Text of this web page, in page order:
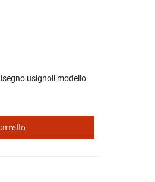
usignoli modello